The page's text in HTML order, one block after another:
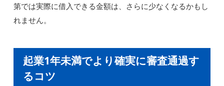
第では実際に借入できる金額は、さらに少なくなるかもし
れません。
起業1年未満でより確実に審査通過す
るコツ